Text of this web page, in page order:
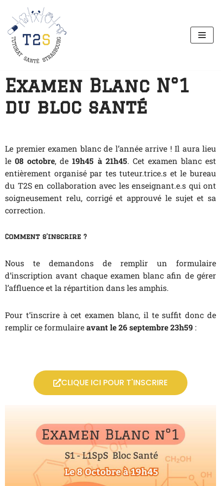
Aller
au
contenu
Examen Blanc N°1
du bloc santé
Le premier examen blanc de l’année arrive ! Il aura lieu
le 08 octobre, de19h45 à 21h45. Cet examen blanc est
entièrement organisé par tes tuteur.trice.s et le bureau
du T2S en collaboration avec les enseignant.e.s qui ont
soigneusement relu, corrigé et approuvé le sujet et sa
correction.
Comment s’inscrire ?
Nous te demandons de remplir un formulaire
d’inscription avant chaque examen blanc afin de gérer
l’affluence et la répartition dans les amphis.
Pour t’inscrire à cet examen blanc, il te suffit donc de
remplir ce formulaireavant le 26 septembre 23h59 :
CLIQUE ICI POUR T'INSCRIRE